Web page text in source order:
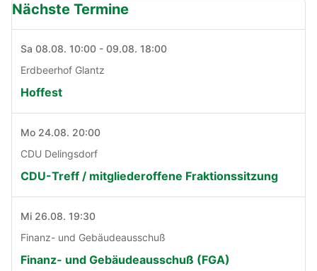
Nächste Termine
Sa 08.08. 10:00 - 09.08. 18:00
Erdbeerhof Glantz
Hoffest
Mo 24.08. 20:00
CDU Delingsdorf
CDU-Treff / mitgliederoffene Fraktionssitzung
Mi 26.08. 19:30
Finanz- und Gebäudeausschuß
Finanz- und Gebäudeausschuß (FGA)